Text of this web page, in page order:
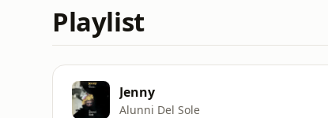
Playlist
Jenny
Alunni Del Sole